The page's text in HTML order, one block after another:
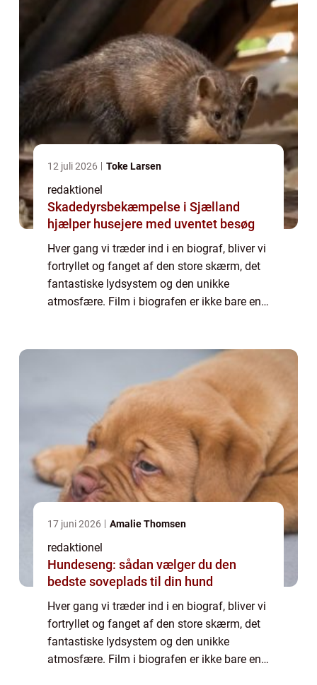
12 juli 2026 Toke Larsen
redaktionel
Skadedyrsbekæmpelse i Sjælland
hjælper husejere med uventet besøg
Hver gang vi træder ind i en biograf, bliver vi
fortryllet og fanget af den store skærm, det
fantastiske lydsystem og den unikke
atmosfære. Film i biografen er ikke bare en
17 juni 2026 Amalie Thomsen
redaktionel
Hundeseng: sådan vælger du den
bedste soveplads til din hund
Hver gang vi træder ind i en biograf, bliver vi
fortryllet og fanget af den store skærm, det
fantastiske lydsystem og den unikke
atmosfære. Film i biografen er ikke bare en